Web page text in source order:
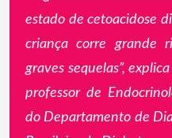
estado de cetoacidose
criança corre grande
graves sequelas”,
professor de
do Departamento de